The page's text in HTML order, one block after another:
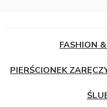
FASHION
PIERŚCIONEK